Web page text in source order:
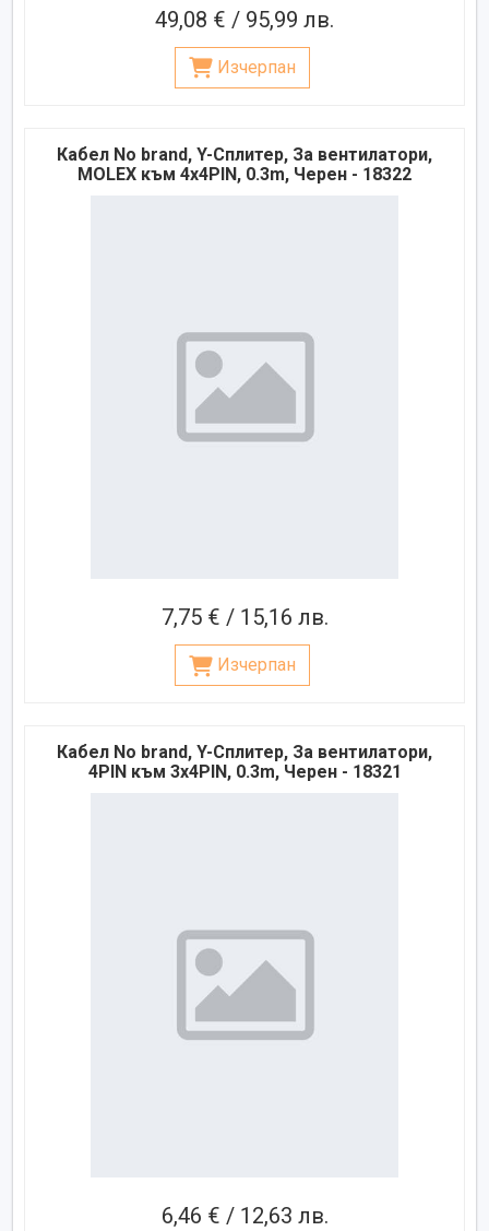
49,08 € / 95,99 лв.
Изчерпан
Кабел No brand, Y-Сплитер, За вентилатори,
MOLEX към 4x4PIN, 0.3m, Черен - 18322
7,75 € / 15,16 лв.
Изчерпан
Кабел No brand, Y-Сплитер, За вентилатори,
4PIN към 3x4PIN, 0.3m, Черен - 18321
6,46 € / 12,63 лв.